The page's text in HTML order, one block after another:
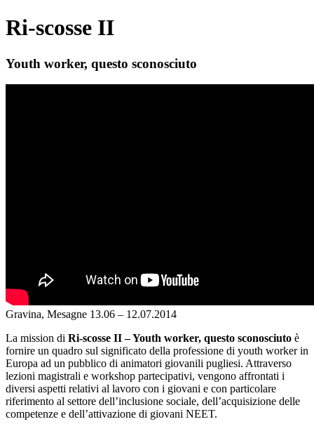
Ri-scosse II
Youth worker, questo sconosciuto
Gravina, Mesagne 13.06 – 12.07.2014
La mission di Ri-scosse II – Youth worker, questo sconosciuto è
fornire un quadro sul significato della professione di youth worker in
Europa ad un pubblico di animatori giovanili pugliesi. Attraverso
lezioni magistrali e workshop partecipativi, vengono affrontati i
diversi aspetti relativi al lavoro con i giovani e con particolare
riferimento al settore dell’inclusione sociale, dell’acquisizione delle
competenze e dell’attivazione di giovani NEET.